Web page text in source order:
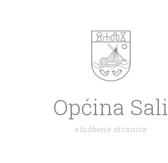
Općina Sali
službene stranice